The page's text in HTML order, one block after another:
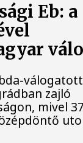
Eb: a
válogatott
zajló
mivel